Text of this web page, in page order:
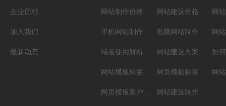
企业历程
加入我们
最新动态
网站制作价格 网站建设价格 网
手机网站制作 电脑网站制作设计 网
域名使用解析 网站建设方案 如
网站模板标签 网页模板标签
网页模板客户案例 网站建设制作知识